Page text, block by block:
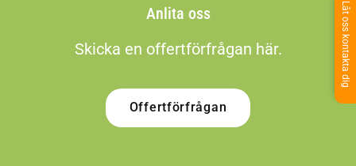
Anlita oss
Skicka en offertförfrågan här.
Offertförfrågan
Låt oss kontakta dig